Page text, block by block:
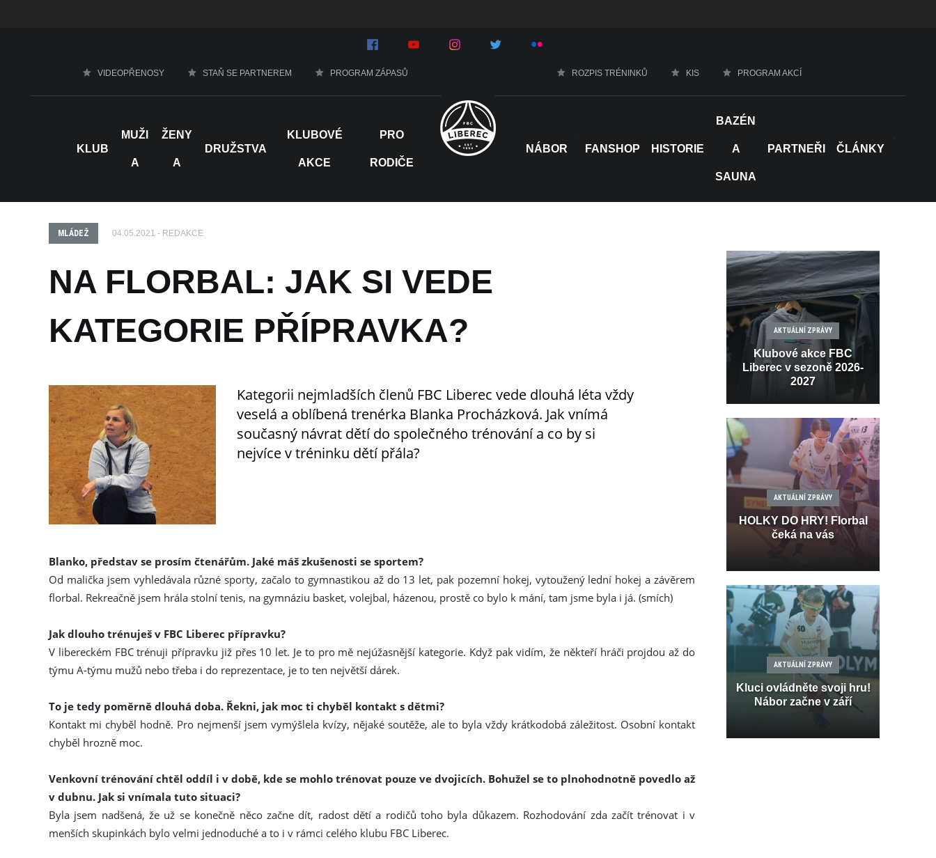
VIDEOPŘENOSY STAŇ SE PARTNEREM PROGRAM ZÁPASŮ ROZPIS TRÉNINKŮ KIS PROGRAM AKCÍ
KLUB
MUŽI
A
ŽENY
A
DRUŽSTVA
KLUBOVÉ
AKCE
PRO
RODIČE
NÁBOR FANSHOP HISTORIE
BAZÉN
A
SAUNA
PARTNEŘI ČLÁNKY
MLÁDEŽ 04.05.2021 - REDAKCE
NA FLORBAL: JAK SI VEDE
KATEGORIE PŘÍPRAVKA?
Kategorii nejmladších členů FBC Liberec vede dlouhá léta vždy
veselá a oblíbená trenérka Blanka Procházková. Jak vnímá
současný návrat dětí do společného trénování a co by si
nejvíce v tréninku dětí přála?
Blanko, představ se prosím čtenářům. Jaké máš zkušenosti se sportem?
Od malička jsem vyhledávala různé sporty, začalo to gymnastikou až do 13 let, pak pozemní hokej, vytoužený lední hokej a závěrem
florbal. Rekreačně jsem hrála stolní tenis, na gymnáziu basket, volejbal, házenou, prostě co bylo k mání, tam jsme byla i já. (smích)
Jak dlouho trénuješ v FBC Liberec přípravku?
V libereckém FBC trénuji přípravku již přes 10 let. Je to pro mě nejúžasnější kategorie. Když pak vidím, že někteří hráči projdou až do
týmu A-týmu mužů nebo třeba i do reprezentace, je to ten největší dárek.
To je tedy poměrně dlouhá doba. Řekni, jak moc ti chyběl kontakt s dětmi?
Kontakt mi chyběl hodně. Pro nejmenší jsem vymýšlela kvízy, nějaké soutěže, ale to byla vždy krátkodobá záležitost. Osobní kontakt
chyběl hrozně moc.
Venkovní trénování chtěl oddíl i v době, kde se mohlo trénovat pouze ve dvojicích. Bohužel se to plnohodnotně povedlo až
v dubnu. Jak si vnímala tuto situaci?
Byla jsem nadšená, že už se konečně něco začne dít, radost dětí a rodičů toho byla důkazem. Rozhodování zda začít trénovat i v
menších skupinkách bylo velmi jednoduché a to i v rámci celého klubu FBC Liberec.
AKTUÁLNÍ ZPRÁVY
Klubové akce FBC
Liberec v sezoně 2026-
2027
AKTUÁLNÍ ZPRÁVY
HOLKY DO HRY! Florbal
čeká na vás
AKTUÁLNÍ ZPRÁVY
Kluci ovládněte svoji hru!
Nábor začne v září